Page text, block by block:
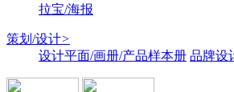
拉宝/海报
策划/设计>
设计平面/画册/产品样本册 品牌设